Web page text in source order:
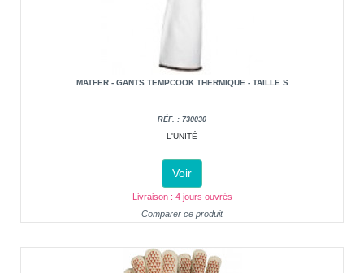
MATFER - GANTS TEMPCOOK THERMIQUE - TAILLE S
RÉF. : 730030
L'UNITÉ
Voir
Livraison : 4 jours ouvrés
Comparer ce produit